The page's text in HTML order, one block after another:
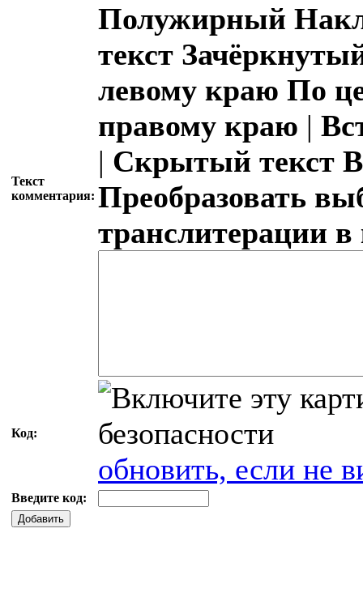
Текст
комментария:
Полужирный
текст
левому краю По
правому краю |
| Скрытый текст
Преобразовать
транслитерации
Код:
обновить, если не
Введите код:
Добавить